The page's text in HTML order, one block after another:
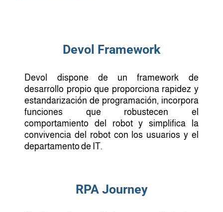
Devol Framework
Devol dispone de un framework de
desarrollo propio que proporciona rapidez y
estandarización de programación, incorpora
funciones que robustecen el
comportamiento del robot y simplifica la
convivencia del robot con los usuarios y el
departamento de IT.
RPA Journey